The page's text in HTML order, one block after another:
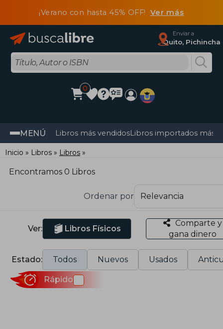
¡Verano con hasta 45% OFF! Ver más
Enviar a
Quito, Pichincha
0
MENÚ Libros más vendidosLibros importados más
Inicio Libros Libros
Encontramos 0 Libros
Ordenar por
Ver: Libros Físicos
Comparte y
gana dinero
Estado: Todos Nuevos Usados
Rápido